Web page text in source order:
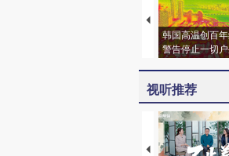
韩国高温创百
警告停止一切
视听推荐